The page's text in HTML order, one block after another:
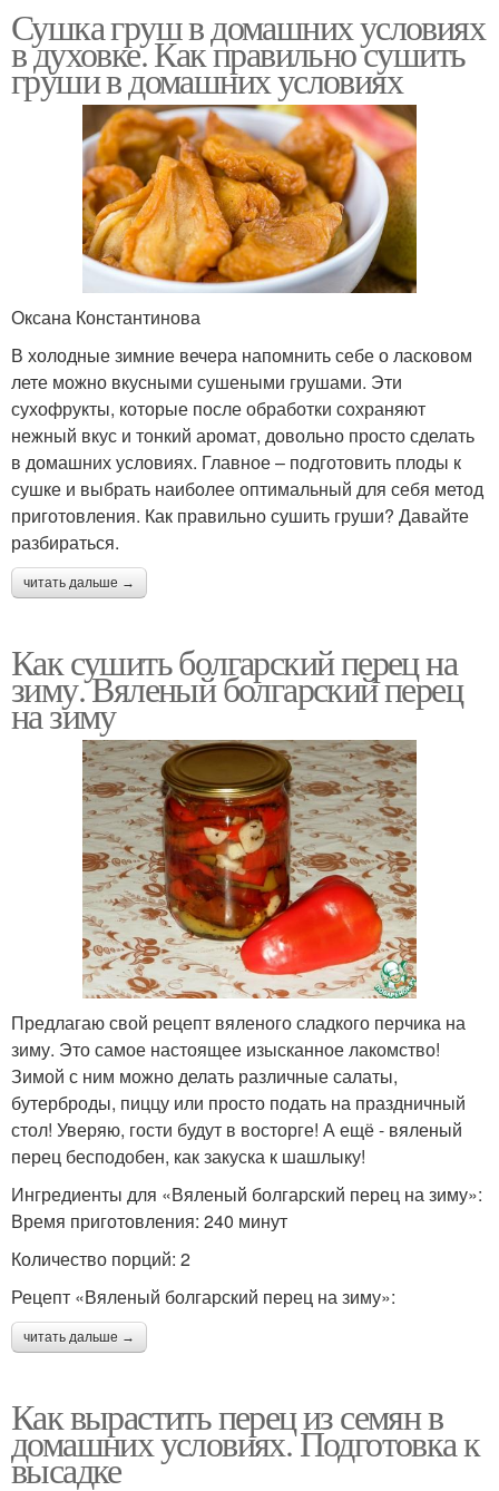
Сушка груш в домашних условиях
в духовке. Как правильно сушить
груши в домашних условиях
Оксана Константинова
В холодные зимние вечера напомнить себе о ласковом
лете можно вкусными сушеными грушами. Эти
сухофрукты, которые после обработки сохраняют
нежный вкус и тонкий аромат, довольно просто сделать
в домашних условиях. Главное – подготовить плоды к
сушке и выбрать наиболее оптимальный для себя метод
приготовления. Как правильно сушить груши? Давайте
разбираться.
читать дальше →
Как сушить болгарский перец на
зиму. Вяленый болгарский перец
на зиму
Предлагаю свой рецепт вяленого сладкого перчика на
зиму. Это самое настоящее изысканное лакомство!
Зимой с ним можно делать различные салаты,
бутерброды, пиццу или просто подать на праздничный
стол! Уверяю, гости будут в восторге! А ещё - вяленый
перец бесподобен, как закуска к шашлыку!
Ингредиенты для «Вяленый болгарский перец на зиму»:
Время приготовления: 240 минут
Количество порций: 2
Рецепт «Вяленый болгарский перец на зиму»:
читать дальше →
Как вырастить перец из семян в
домашних условиях. Подготовка к
высадке